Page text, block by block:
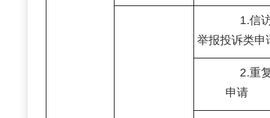
1.信
举报投诉类申
2.重
申请